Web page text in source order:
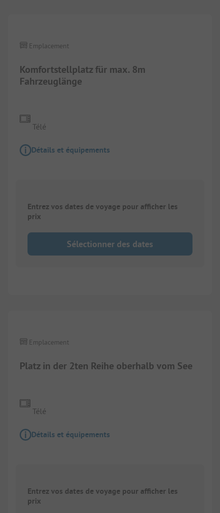
Komfortstellplatz für max. 8m
Fahrzeuglänge
Emplacement
Télé
Détails et équipements
Entrez vos dates de voyage pour afficher les
prix
Sélectionner des dates
Platz in der 2ten Reihe oberhalb vom See
Emplacement
Télé
Détails et équipements
Entrez vos dates de voyage pour afficher les
prix